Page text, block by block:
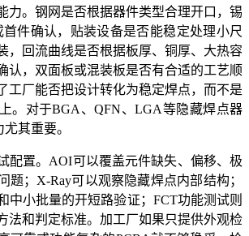
力。钢网是否根据器件类型合理开口，锡
首件确认，贴装设备是否能稳定处理小尺
，回流曲线是否根据板厚、铜厚、大热容
认，双面板或混装板是否有合适的工艺顺
工厂能否把设计转化为稳定焊点，而不是
。对于BGA、QFN、LGA等隐藏焊点器
其重要。
配置。AOI可以覆盖元件缺失、偏移、极
题；X-Ray可以观察隐藏焊点内部结构；
中小批量的开短路验证；FCT功能测试则
法和判定标准。加工厂如果只提供外观检